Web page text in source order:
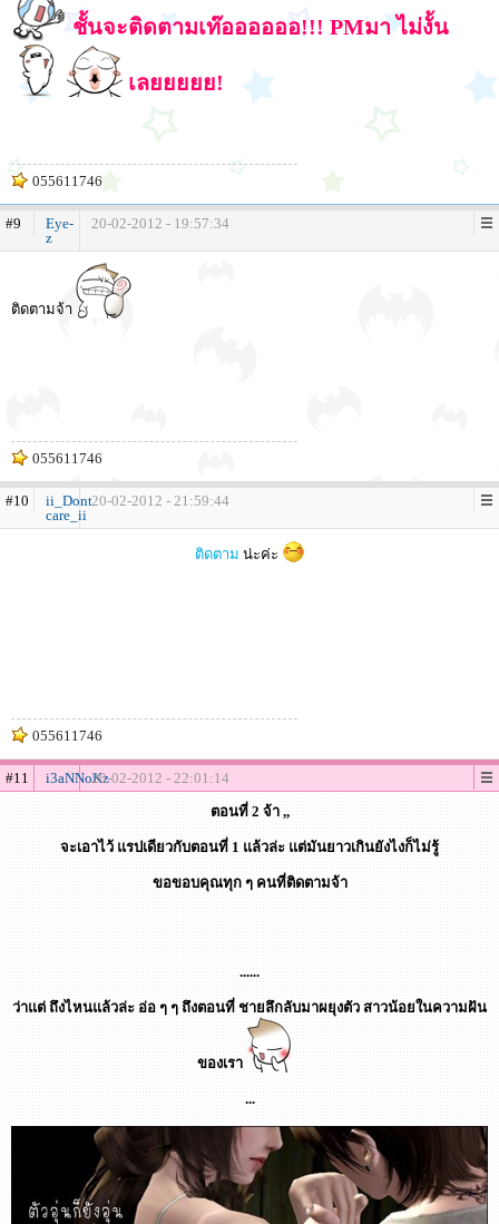
ชั้นจะติดตามเท๊ออออออ!!! PMมา ไม่งั้น
เลยยยยย!
055611746
#9
Eye-
z
20-02-2012 - 19:57:34
ติดตามจ้า
055611746
#10
ii_Dont
care_ii
20-02-2012 - 21:59:44
ติดตาม น่ะค่ะ
055611746
#11 i3aNNoKz20-02-2012 - 22:01:14
ตอนที่ 2 จ้า ,,
จะเอาไว้ แรปเดียวกับตอนที่ 1 แล้วล่ะ แต่มันยาวเกินยังไงก็ไม่รู้
ขอขอบคุณทุก ๆ คนที่ติดตามจ้า
......
ว่าแต่ ถึงไหนแล้วล่ะ อ่อ ๆ ๆ ถึงตอนที่ ชายลึกลับมาผยุงตัว สาวน้อยในความฝัน
ของเรา
...